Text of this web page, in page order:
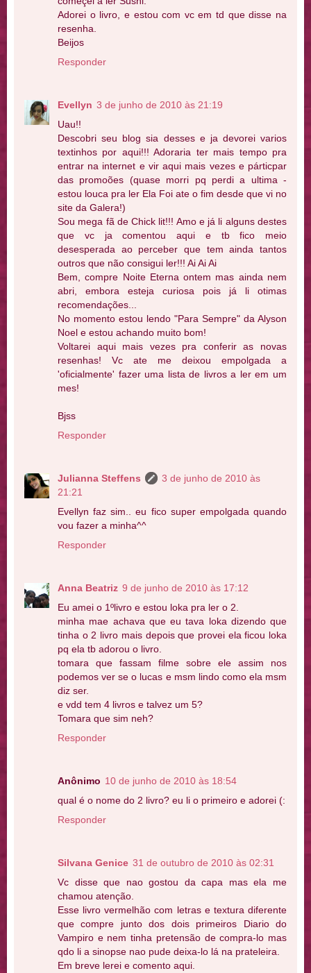
Adorei o livro, e estou com vc em td que disse na
resenha.
Beijos
Responder
Evellyn 3 de junho de 2010 às 21:19
Uau!!
Descobri seu blog sia desses e ja devorei varios
textinhos por aqui!!! Adoraria ter mais tempo pra
entrar na internet e vir aqui mais vezes e párticpar
das promoões (quase morri pq perdi a ultima -
estou louca pra ler Ela Foi ate o fim desde que vi no
site da Galera!)
Sou mega fã de Chick lit!!! Amo e já li alguns destes
que vc ja comentou aqui e tb fico meio
desesperada ao perceber que tem ainda tantos
outros que não consigui ler!!! Ai Ai Ai
Bem, compre Noite Eterna ontem mas ainda nem
abri, embora esteja curiosa pois já li otimas
recomendações...
No momento estou lendo "Para Sempre" da Alyson
Noel e estou achando muito bom!
Voltarei aqui mais vezes pra conferir as novas
resenhas! Vc ate me deixou empolgada a
'oficialmente' fazer uma lista de livros a ler em um
mes!
Bjss
Responder
Julianna Steffens
3 de junho de 2010 às
21:21
Evellyn faz sim.. eu fico super empolgada quando
vou fazer a minha^^
Responder
Anna Beatriz 9 de junho de 2010 às 17:12
Eu amei o 1ºlivro e estou loka pra ler o 2.
minha mae achava que eu tava loka dizendo que
tinha o 2 livro mais depois que provei ela ficou loka
pq ela tb adorou o livro.
tomara que fassam filme sobre ele assim nos
podemos ver se o lucas e msm lindo como ela msm
diz ser.
e vdd tem 4 livros e talvez um 5?
Tomara que sim neh?
Responder
Anônimo 10 de junho de 2010 às 18:54
qual é o nome do 2 livro? eu li o primeiro e adorei (:
Responder
Silvana Genice 31 de outubro de 2010 às 02:31
Vc disse que nao gostou da capa mas ela me
chamou atenção.
Esse livro vermelhão com letras e textura diferente
que compre junto dos dois primeiros Diario do
Vampiro e nem tinha pretensão de compra-lo mas
qdo li a sinopse nao pude deixa-lo lá na prateleira.
Em breve lerei e comento aqui.